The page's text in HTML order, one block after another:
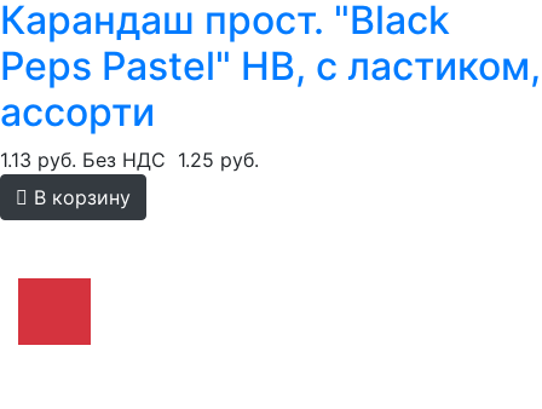
Карандаш прост. "Black
Peps Pastel" HB, с ластиком,
ассорти
1.13 руб. Без НДС 1.25 руб.
В корзину